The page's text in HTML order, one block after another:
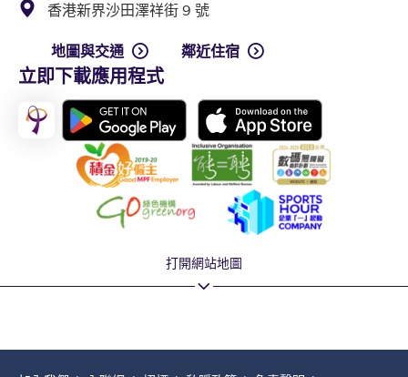
香港新界沙田澤祥街 9 號
地圖與交通 鄰近住宿
立即下載應用程式
打開網站地圖